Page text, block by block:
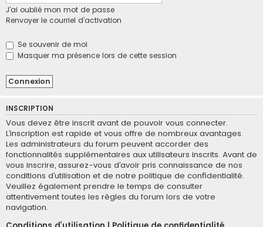
J’ai oublié mon mot de passe
Renvoyer le courriel d’activation
Se souvenir de moi
Masquer ma présence lors de cette session
INSCRIPTION
Vous devez être inscrit avant de pouvoir vous connecter.
L’inscription est rapide et vous offre de nombreux avantages.
Les administrateurs du forum peuvent accorder des
fonctionnalités supplémentaires aux utilisateurs inscrits. Avant de
vous inscrire, assurez-vous d’avoir pris connaissance de nos
conditions d’utilisation et de notre politique de confidentialité.
Veuillez également prendre le temps de consulter
attentivement toutes les règles du forum lors de votre
navigation.